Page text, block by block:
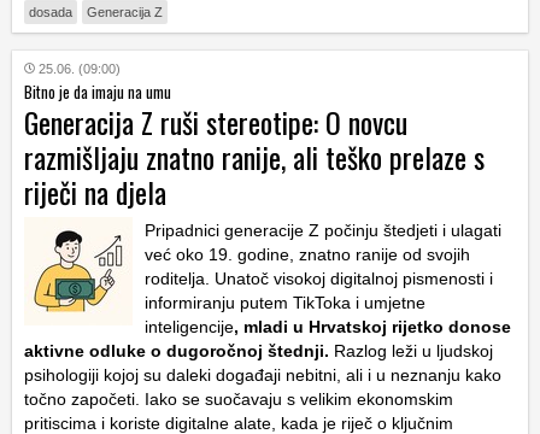
dosada Generacija Z
25.06. (09:00)
Bitno je da imaju na umu
Generacija Z ruši stereotipe: O novcu
razmišljaju znatno ranije, ali teško prelaze s
riječi na djela
Pripadnici generacije Z počinju štedjeti i ulagati
već oko 19. godine, znatno ranije od svojih
roditelja. Unatoč visokoj digitalnoj pismenosti i
informiranju putem TikToka i umjetne
inteligencije, mladi u Hrvatskoj rijetko donose
aktivne odluke o dugoročnoj štednji. Razlog leži u ljudskoj
psihologiji kojoj su daleki događaji nebitni, ali i u neznanju kako
točno započeti. Iako se suočavaju s velikim ekonomskim
pritiscima i koriste digitalne alate, kada je riječ o ključnim